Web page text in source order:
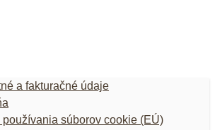
a fakturačné údaje
používania súborov cookie (EÚ)